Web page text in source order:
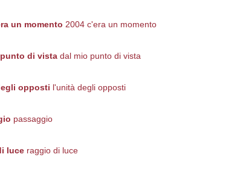
un momento 2004 c'era un momento
di vista dal mio punto di vista
opposti l'unità degli opposti
passaggio
luce raggio di luce